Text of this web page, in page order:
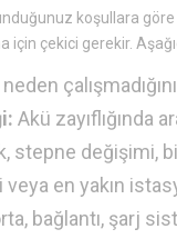
koşullara
çekici gerekir.
neden
Akü zayıflığında
stepne değişimi,
veya en yakın
bağlantı, şarj